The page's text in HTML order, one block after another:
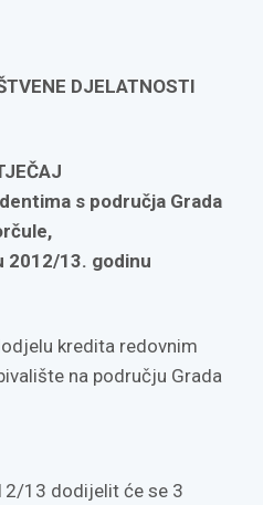
DJELATNOSTI
s područja Grada
2012/13. godinu
kredita redovnim
na području Grada
13 dodijelit će se 3